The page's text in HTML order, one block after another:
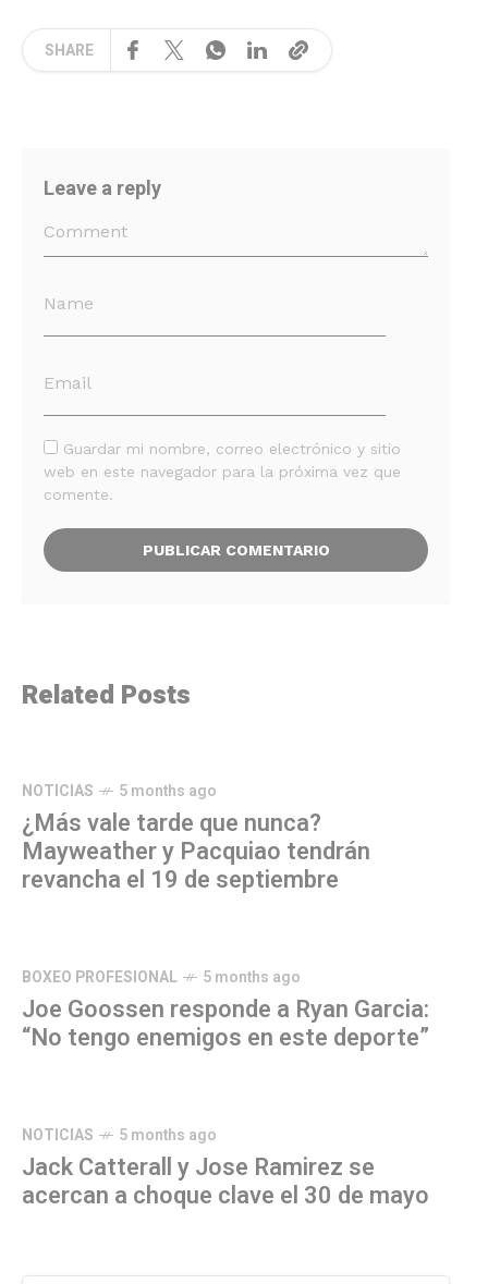
SHARE
Leave a reply
Guardar mi nombre, correo electrónico y sitio
web en este navegador para la próxima vez que
comente.
Related Posts
NOTICIAS 5 months ago
¿Más vale tarde que nunca?
Mayweather y Pacquiao tendrán
revancha el 19 de septiembre
BOXEO PROFESIONAL 5 months ago
Joe Goossen responde a Ryan Garcia:
“No tengo enemigos en este deporte”
NOTICIAS 5 months ago
Jack Catterall y Jose Ramirez se
acercan a choque clave el 30 de mayo